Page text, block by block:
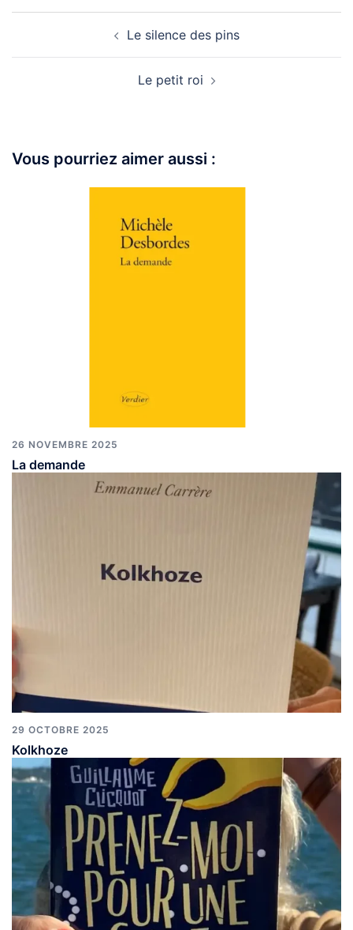
Le silence des pins
Le petit roi
Vous pourriez aimer aussi :
26 NOVEMBRE 2025
La demande
29 OCTOBRE 2025
Kolkhoze